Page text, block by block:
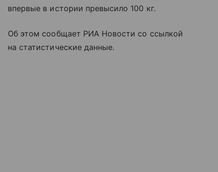
впервые в истории превысило 100 кг.
Об этом сообщает РИА Новости со ссылкой
на статистические данные.